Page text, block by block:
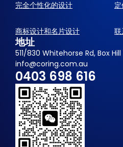
完全个性化的设计
商标设计和名片设计
地址
511/830 Whitehorse Rd, Box Hill
info@coring.com.au
0403 698 616